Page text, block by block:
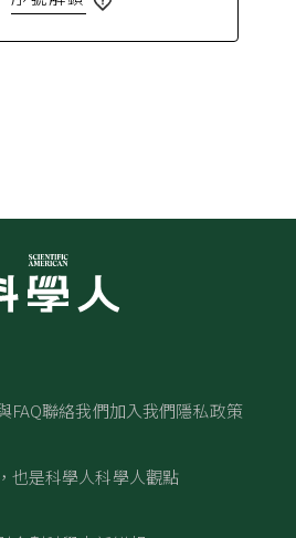
FAQ聯絡我們加入我們隱私政策
也是科學人科學人觀點